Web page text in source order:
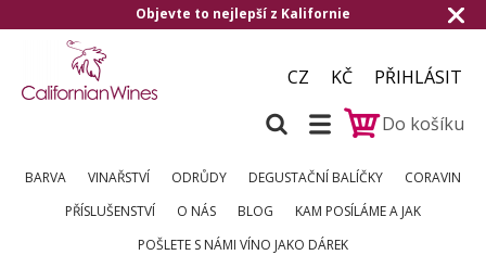
Objevte to nejlepší z Kalifornie
CZ KČ
PŘIHLÁSIT
Do košíku
BARVA VINAŘSTVÍ ODRŮDY DEGUSTAČNÍ BALÍČKY
CORAVIN
PŘÍSLUŠENSTVÍ
O NÁS BLOG
KAM POSÍLÁME A JAK
POŠLETE S NÁMI VÍNO JAKO DÁREK